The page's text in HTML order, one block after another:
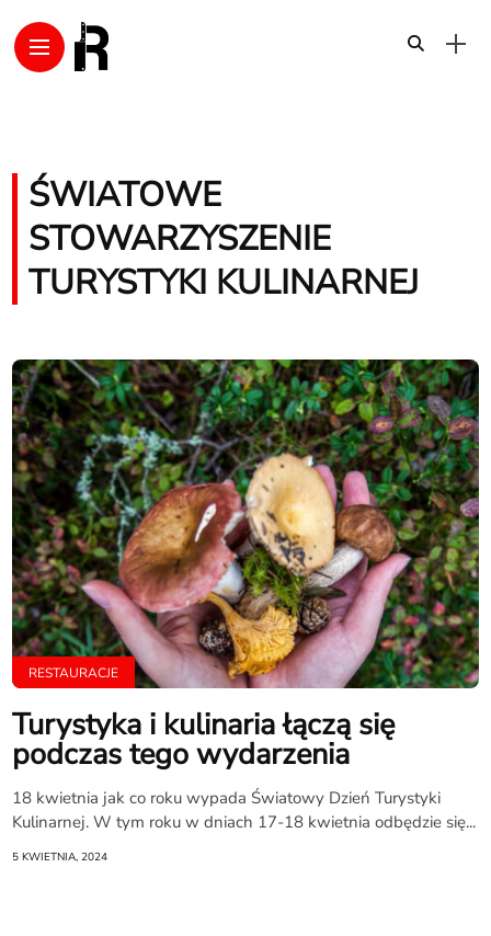
ŚWIATOWE
STOWARZYSZENIE
TURYSTYKI KULINARNEJ
RESTAURACJE
Turystyka i kulinaria łączą się
podczas tego wydarzenia
18 kwietnia jak co roku wypada Światowy Dzień Turystyki
Kulinarnej. W tym roku w dniach 17-18 kwietnia odbędzie się...
5 KWIETNIA, 2024